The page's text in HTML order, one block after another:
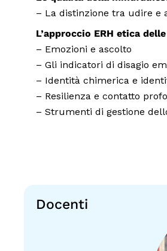
– La distinzione tra udire e
L’approccio ERH etica
– Emozioni e ascolto
– Gli indicatori di disagio
– Identità chimerica e
– Resilienza e contatto
– Strumenti di gestione
Docenti